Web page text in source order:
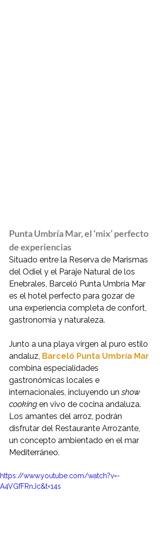
Punta Umbría Mar, el ‘mix’ perfecto
de experiencias
Situado entre la Reserva de Marismas
del Odiel y el Paraje Natural de los
Enebrales, Barceló Punta Umbría Mar
es el hotel perfecto para gozar de
una experiencia completa de confort,
gastronomía y naturaleza.
Junto a una playa virgen al puro estilo
andaluz, Barceló Punta Umbría Mar
combina especialidades
gastronómicas locales e
internacionales, incluyendo un show
cooking en vivo de cocina andaluza.
Los amantes del arroz, podrán
disfrutar del Restaurante Arrozante,
un concepto ambientado en el mar
Mediterráneo.
https://www.youtube.com/watch?v=-
A4VGfFRnJc&t=14s